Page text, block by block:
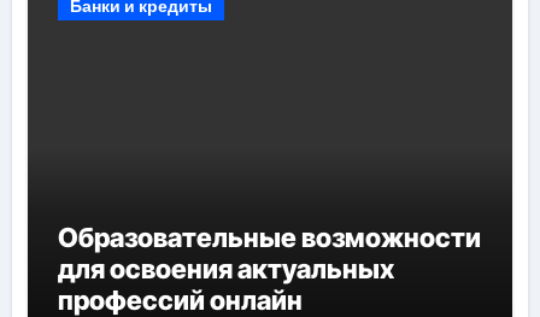
Банки и кредиты
Образовательные возможности
для освоения актуальных
профессий онлайн